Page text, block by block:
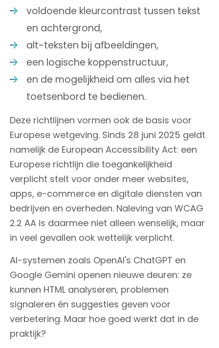
voldoende kleurcontrast tussen tekst
en achtergrond,
alt-teksten bij afbeeldingen,
een logische koppenstructuur,
en de mogelijkheid om alles via het
toetsenbord te bedienen.
Deze richtlijnen vormen ook de basis voor
Europese wetgeving. Sinds 28 juni 2025 geldt
namelijk de European Accessibility Act: een
Europese richtlijn die toegankelijkheid
verplicht stelt voor onder meer websites,
apps, e-commerce en digitale diensten van
bedrijven en overheden. Naleving van WCAG
2.2 AA is daarmee niet alleen wenselijk, maar
in veel gevallen ook wettelijk verplicht.
AI-systemen zoals OpenAI's ChatGPT en
Google Gemini openen nieuwe deuren: ze
kunnen HTML analyseren, problemen
signaleren én suggesties geven voor
verbetering. Maar hoe goed werkt dat in de
praktijk?